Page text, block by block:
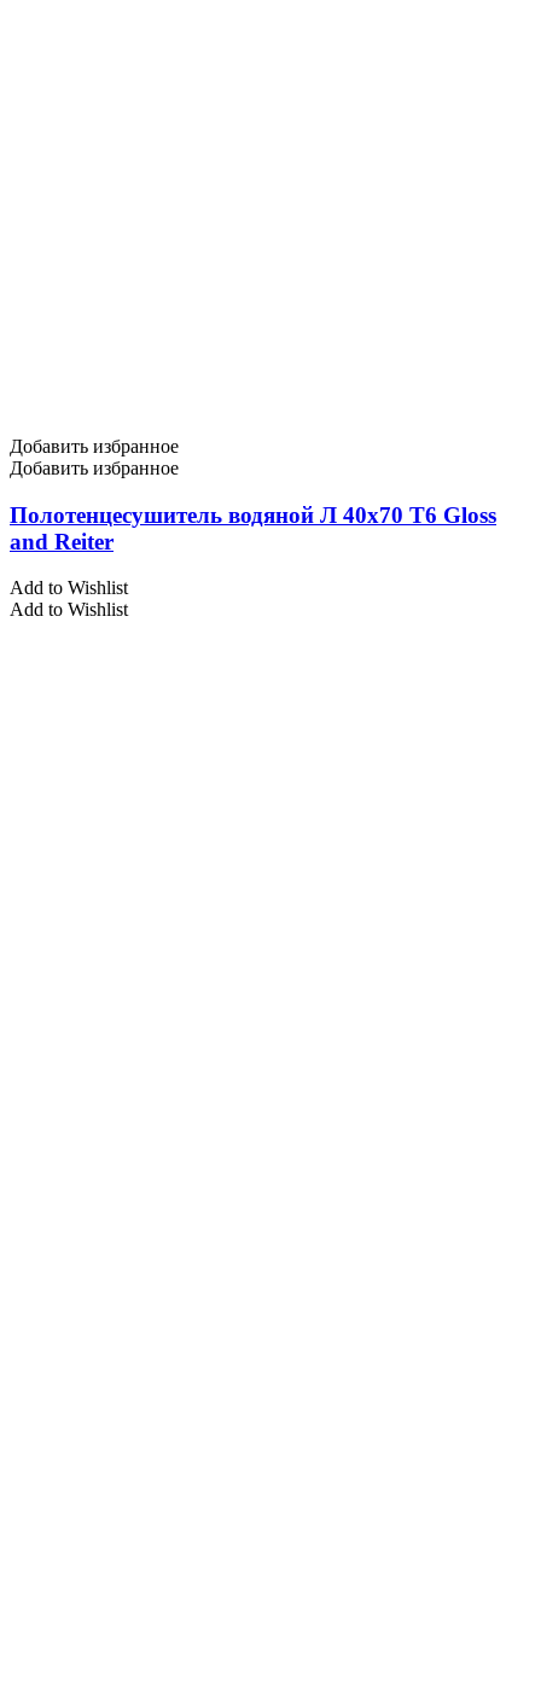
Добавить избранное
Добавить избранное
Полотенцесушитель водяной Л 40х70 Т6 Gloss
and Reiter
Add to Wishlist
Add to Wishlist